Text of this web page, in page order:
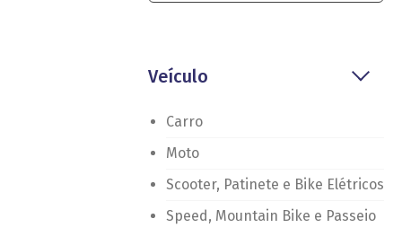
Veículo
Carro
Moto
Scooter, Patinete e Bike Elétricos
Speed, Mountain Bike e Passeio